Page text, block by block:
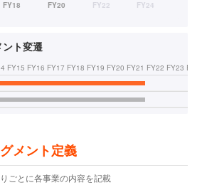
ト変遷
FY15 FY16 FY17 FY18 FY19 FY20 FY21 FY22 FY23
メント定義
ごとに各事業の内容を記載